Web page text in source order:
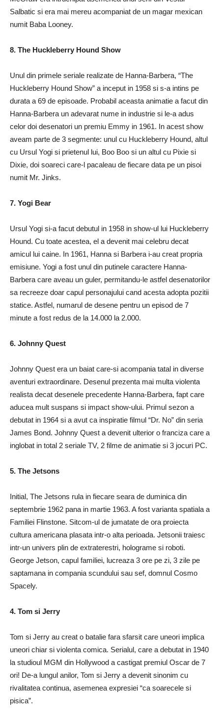
Salbatic si era mai mereu acompaniat de un magar mexican
numit Baba Looney.
8. The Huckleberry Hound Show
Unul din primele seriale realizate de Hanna-Barbera, “The
Huckleberry Hound Show” a inceput in 1958 si s-a intins pe
durata a 69 de episoade. Probabil aceasta animatie a facut din
Hanna-Barbera un adevarat nume in industrie si le-a adus
celor doi desenatori un premiu Emmy in 1961. In acest show
aveam parte de 3 segmente: unul cu Huckleberry Hound, altul
cu Ursul Yogi si prietenul lui, Boo Boo si un altul cu Pixie si
Dixie, doi soareci care-l pacaleau de fiecare data pe un pisoi
numit Mr. Jinks.
7. Yogi Bear
Ursul Yogi si-a facut debutul in 1958 in show-ul lui Huckleberry
Hound. Cu toate acestea, el a devenit mai celebru decat
amicul lui caine. In 1961, Hanna si Barbera i-au creat propria
emisiune. Yogi a fost unul din putinele caractere Hanna-
Barbera care aveau un guler, permitandu-le astfel desenatorilor
sa recreeze doar capul personajului cand acesta adopta pozitii
statice. Astfel, numarul de desene pentru un episod de 7
minute a fost redus de la 14.000 la 2.000.
6. Johnny Quest
Johnny Quest era un baiat care-si acompania tatal in diverse
aventuri extraordinare. Desenul prezenta mai multa violenta
realista decat desenele precedente Hanna-Barbera, fapt care
aducea mult suspans si impact show-ului. Primul sezon a
debutat in 1964 si a avut ca inspiratie filmul “Dr. No” din seria
James Bond. Johnny Quest a devenit ulterior o franciza care a
inglobat in total 2 seriale TV, 2 filme de animatie si 3 jocuri PC.
5. The Jetsons
Initial, The Jetsons rula in fiecare seara de duminica din
septembrie 1962 pana in martie 1963. A fost varianta spatiala a
Familiei Flinstone. Sitcom-ul de jumatate de ora proiecta
cultura americana plasata intr-o alta perioada. Jetsonii traiesc
intr-un univers plin de extraterestri, holograme si roboti.
George Jetson, capul familiei, lucreaza 3 ore pe zi, 3 zile pe
saptamana in compania scundului sau sef, domnul Cosmo
Spacely.
4. Tom si Jerry
Tom si Jerry au creat o batalie fara sfarsit care uneori implica
uneori chiar si violenta comica. Serialul, care a debutat in 1940
la studioul MGM din Hollywood a castigat premiul Oscar de 7
ori! De-a lungul anilor, Tom si Jerry a devenit sinonim cu
rivalitatea continua, asemenea expresiei “ca soarecele si
pisica”.